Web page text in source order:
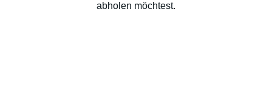
abholen möchtest.